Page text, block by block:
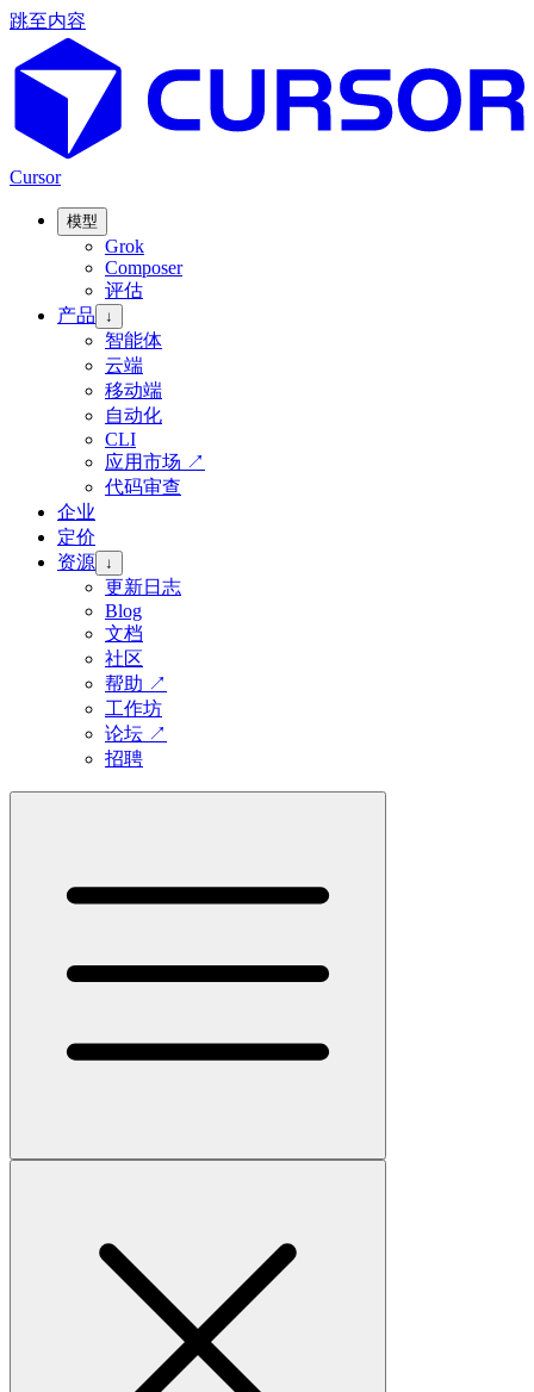
跳至内容
Cursor
模型
Grok
Composer
评估
产品
↓
智能体
云端
移动端
自动化
CLI
应用市场 ↗
代码审查
企业
定价
资源 ↓
更新日志
Blog
文档
社区
帮助 ↗
工作坊
论坛 ↗
招聘